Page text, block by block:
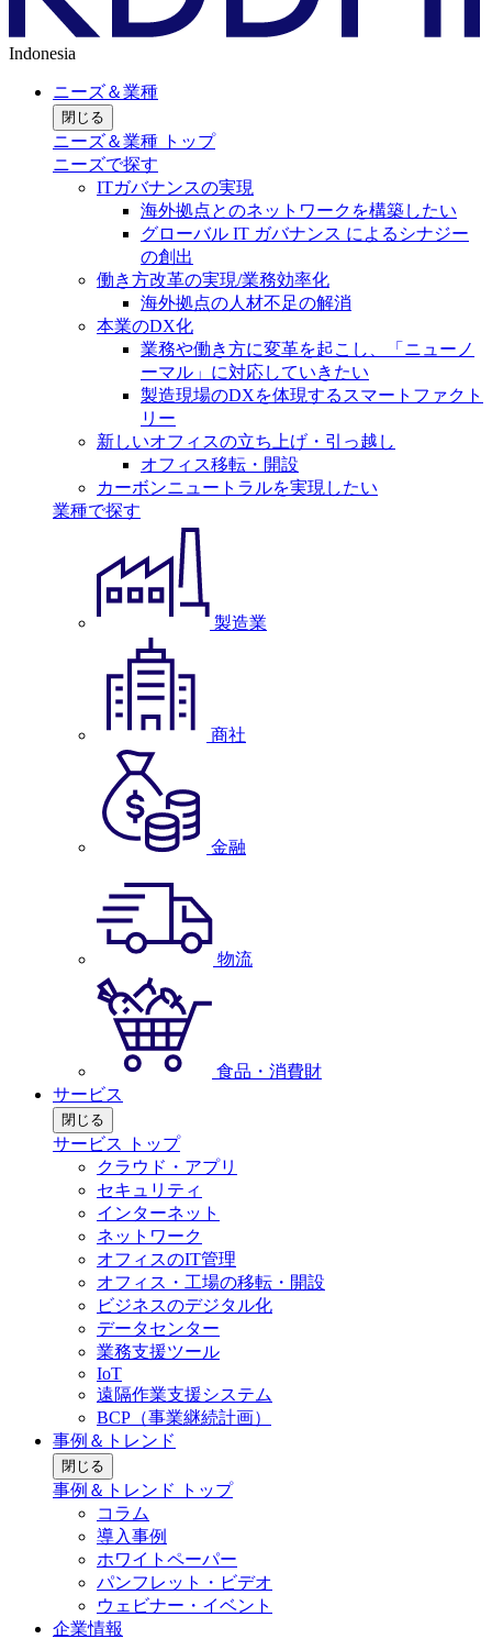
Indonesia
ニーズ＆業種
閉じる
ニーズ＆業種 トップ
ニーズで探す
ITガバナンスの実現
海外拠点とのネットワークを構築したい
グローバル IT ガバナンス によるシナジー
の創出
働き方改革の実現/業務効率化
海外拠点の人材不足の解消
本業のDX化
業務や働き方に変革を起こし、「ニューノ
ーマル」に対応していきたい
製造現場のDXを体現するスマートファクト
リー
新しいオフィスの立ち上げ・引っ越し
オフィス移転・開設
カーボンニュートラルを実現したい
業種で探す
製造業
商社
金融
物流
食品・消費財
サービス
閉じる
サービス トップ
クラウド・アプリ
セキュリティ
インターネット
ネットワーク
オフィスのIT管理
オフィス・工場の移転・開設
ビジネスのデジタル化
データセンター
業務支援ツール
IoT
遠隔作業支援システム
BCP（事業継続計画）
事例＆トレンド
閉じる
事例＆トレンド トップ
コラム
導入事例
ホワイトペーパー
パンフレット・ビデオ
ウェビナー・イベント
企業情報